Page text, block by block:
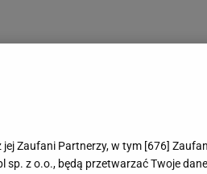
jej Zaufani Partnerzy, w tym [676]
sp. z o.o., będą przetwarzać Twoje